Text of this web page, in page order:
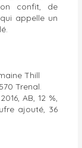
confit, de
appelle un
Trenal.
AB, 12 %,
ajouté, 36